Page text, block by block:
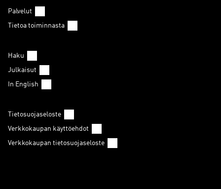
Palvelut
Tietoa toiminnasta
Haku
Julkaisut
In English
Tietosuojaseloste
Verkkokaupan käyttöehdot
Verkkokaupan tietosuojaseloste